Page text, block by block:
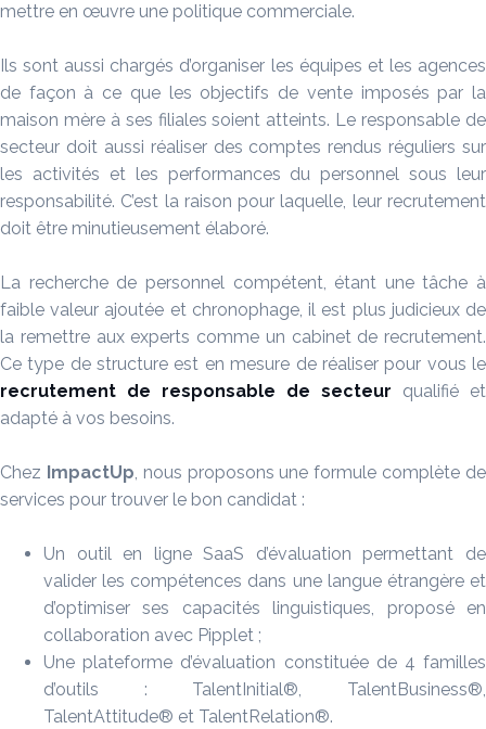
mettre en œuvre une politique commerciale.
Ils sont aussi chargés d’organiser les équipes et les agences
de façon à ce que les objectifs de vente imposés par la
maison mère à ses filiales soient atteints. Le responsable de
secteur doit aussi réaliser des comptes rendus réguliers sur
les activités et les performances du personnel sous leur
responsabilité. C’est la raison pour laquelle, leur recrutement
doit être minutieusement élaboré.
La recherche de personnel compétent, étant une tâche à
faible valeur ajoutée et chronophage, il est plus judicieux de
la remettre aux experts comme un cabinet de recrutement.
Ce type de structure est en mesure de réaliser pour vous le
recrutement de responsable de secteur qualifié et
adapté à vos besoins.
Chez ImpactUp, nous proposons une formule complète de
services pour trouver le bon candidat :
Un outil en ligne SaaS d’évaluation permettant de
valider les compétences dans une langue étrangère et
d’optimiser ses capacités linguistiques, proposé en
collaboration avec Pipplet ;
Une plateforme d’évaluation constituée de 4 familles
d’outils : TalentInitial®, TalentBusiness®,
TalentAttitude® et TalentRelation®.